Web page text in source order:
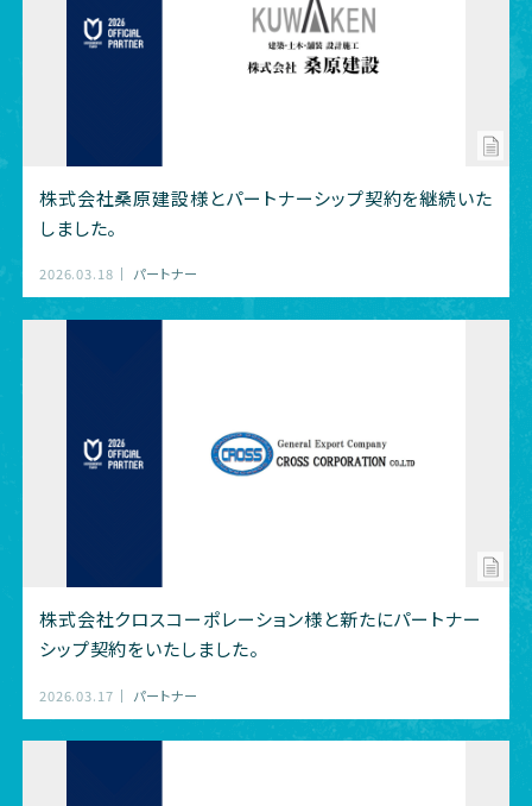
株式会社桑原建設様とパートナーシップ契約を継続いた
しました。
2026.03.18 パートナー
株式会社クロスコーポレーション様と新たにパートナー
シップ契約をいたしました。
2026.03.17 パートナー